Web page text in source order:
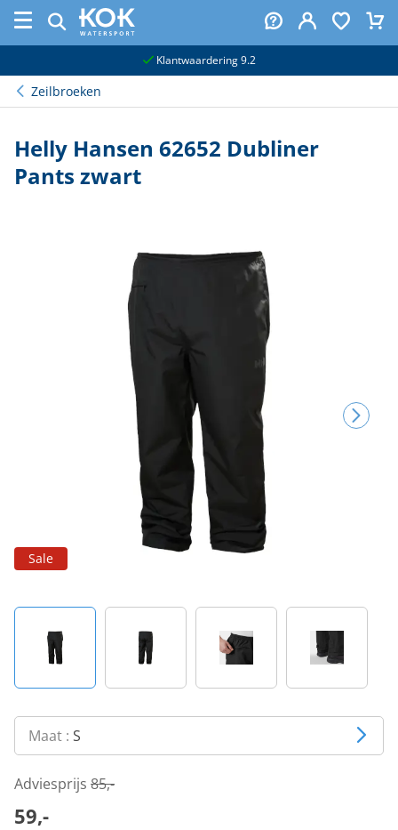
Klantwaardering 9.2
Zeilbroeken
Helly Hansen 62652 Dubliner
Pants zwart
Sale
Maat : S
Adviesprijs 85,-
59,-